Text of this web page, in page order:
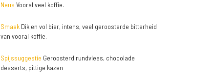
Neus Vooral veel koffie.
SmaakDik en vol bier, intens, veel geroosterde bitterheid
van vooral koffie.
Spijssuggestie Geroosterd rundvlees, chocolade
desserts, pittige kazen